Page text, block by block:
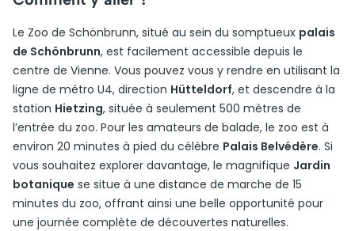
Le Zoo de Schönbrunn, situé au sein du somptueux palais
de Schönbrunn, est facilement accessible depuis le
centre de Vienne. Vous pouvez vous y rendre en utilisant la
ligne de métro U4, direction Hütteldorf, et descendre à la
station Hietzing, située à seulement 500 mètres de
l’entrée du zoo. Pour les amateurs de balade, le zoo est à
environ 20 minutes à pied du célèbre Palais Belvédère. Si
vous souhaitez explorer davantage, le magnifique Jardin
botanique se situe à une distance de marche de 15
minutes du zoo, offrant ainsi une belle opportunité pour
une journée complète de découvertes naturelles.